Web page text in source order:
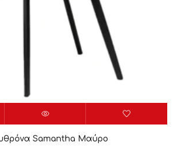
Samantha Μαύρο